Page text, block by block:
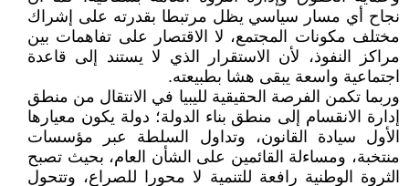
نجاح أي مسار سياسي يظل مرتبطا بقدرته على إشراك
مختلف مكونات المجتمع، لا الاقتصار على تفاهمات بين
مراكز النفوذ، لأن الاستقرار الذي لا يستند إلى قاعدة
اجتماعية واسعة يبقى هشا بطبيعته.
وربما تكمن الفرصة الحقيقية لليبيا في الانتقال من منطق
إدارة الانقسام إلى منطق بناء الدولة؛ دولة يكون معيارها
الأول سيادة القانون، وتداول السلطة عبر مؤسسات
منتخبة، ومساءلة القائمين على الشأن العام، بحيث تصبح
الثروة الوطنية رافعة للتنمية لا محورا للصراع، وتتحول